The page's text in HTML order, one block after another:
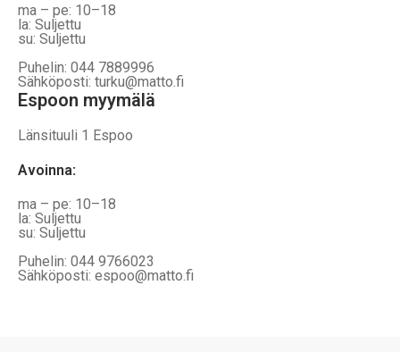
ma – pe: 10–18
la: Suljettu
su: Suljettu
Puhelin: 044 7889996
Sähköposti: turku@matto.fi
Espoon myymälä
Länsituuli 1 Espoo
Avoinna:
ma – pe: 10–18
la: Suljettu
su: Suljettu
Puhelin: 044 9766023
Sähköposti: espoo@matto.fi